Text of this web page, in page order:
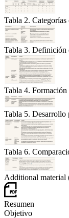
Tabla 2. Categorías
Tabla 3. Definición
Tabla 4.
Tabla 5. Desarrollo
Tabla 6.
Additional material
Resumen
Objetivo